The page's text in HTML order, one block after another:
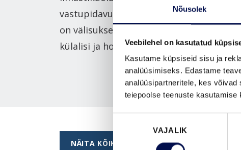
Nõusolek
Veebilehel on kasutatud
Kasutame küpsiseid sisu ja
analüüsimiseks. Edastame
analüüsipartneritele, kes võivad
teiepoolse teenuste kasutamise
valik
VAJALIK
vastupidavus ja tihedus olulised
on välisukse ülesandeks tervitada teie
külalisi ja hoida kutsumata külalised
NÄITA KÕIKI